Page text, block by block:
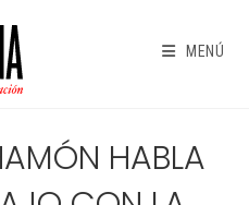
MENÚ
HABLA